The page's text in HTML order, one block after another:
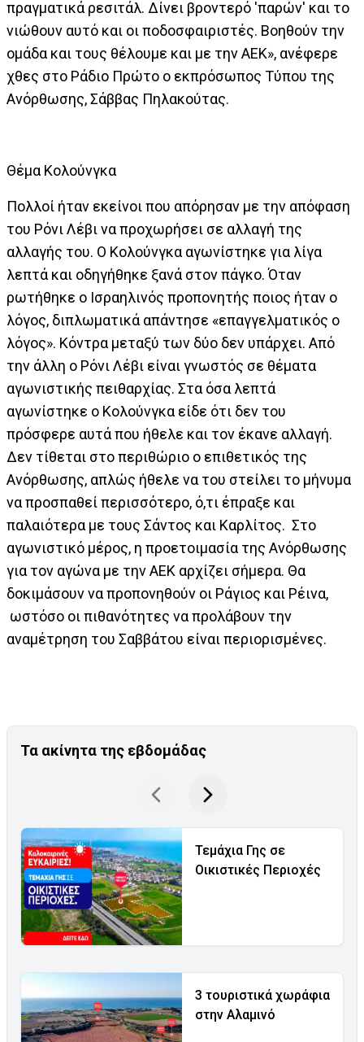
πραγματικά ρεσιτάλ. Δίνει βροντερό 'παρών' και το
νιώθουν αυτό και οι ποδοσφαιριστές. Βοηθούν την
ομάδα και τους θέλουμε και με την ΑΕΚ», ανέφερε
χθες στο Ράδιο Πρώτο ο εκπρόσωπος Τύπου της
Ανόρθωσης, Σάββας Πηλακούτας.
Θέμα Κολούνγκα
Πολλοί ήταν εκείνοι που απόρησαν με την απόφαση
του Ρόνι Λέβι να προχωρήσει σε αλλαγή της
αλλαγής του. Ο Κολούνγκα αγωνίστηκε για λίγα
λεπτά και οδηγήθηκε ξανά στον πάγκο. Όταν
ρωτήθηκε ο Ισραηλινός προπονητής ποιος ήταν ο
λόγος, διπλωματικά απάντησε «επαγγελματικός ο
λόγος». Κόντρα μεταξύ των δύο δεν υπάρχει. Από
την άλλη ο Ρόνι Λέβι είναι γνωστός σε θέματα
αγωνιστικής πειθαρχίας. Στα όσα λεπτά
αγωνίστηκε ο Κολούνγκα είδε ότι δεν του
πρόσφερε αυτά που ήθελε και τον έκανε αλλαγή.
Δεν τίθεται στο περιθώριο ο επιθετικός της
Ανόρθωσης, απλώς ήθελε να του στείλει το μήνυμα
να προσπαθεί περισσότερο, ό,τι έπραξε και
παλαιότερα με τους Σάντος και Καρλίτος. Στο
αγωνιστικό μέρος, η προετοιμασία της Ανόρθωσης
για τον αγώνα με την ΑΕΚ αρχίζει σήμερα. Θα
δοκιμάσουν να προπονηθούν οι Ράγιος και Ρέινα,
ωστόσο οι πιθανότητες να προλάβουν την
αναμέτρηση του Σαββάτου είναι περιορισμένες.
Τα ακίνητα της εβδομάδας
Τεμάχια Γης σε
Οικιστικές Περιοχές
3 τουριστικά χωράφια
στην Αλαμινό